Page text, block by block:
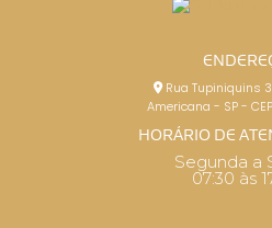
Rua Tupiniquins
Americana - SP -
HORÁRIO DE
Segunda a
07:30 às